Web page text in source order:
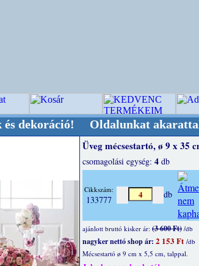
Oldalunkat akarattal tartjuk
Üveg mécsestartó, ø 9 x 35
csomagolási egység: 4 db
Cikkszám:
133777 db
ajánlott bruttó kisker ár: (3 600 Ft) /db
nagyker nettó shop ár: 2 153 Ft /db
Mécsestartó ø 9 cm x 5,5 cm, talppal.